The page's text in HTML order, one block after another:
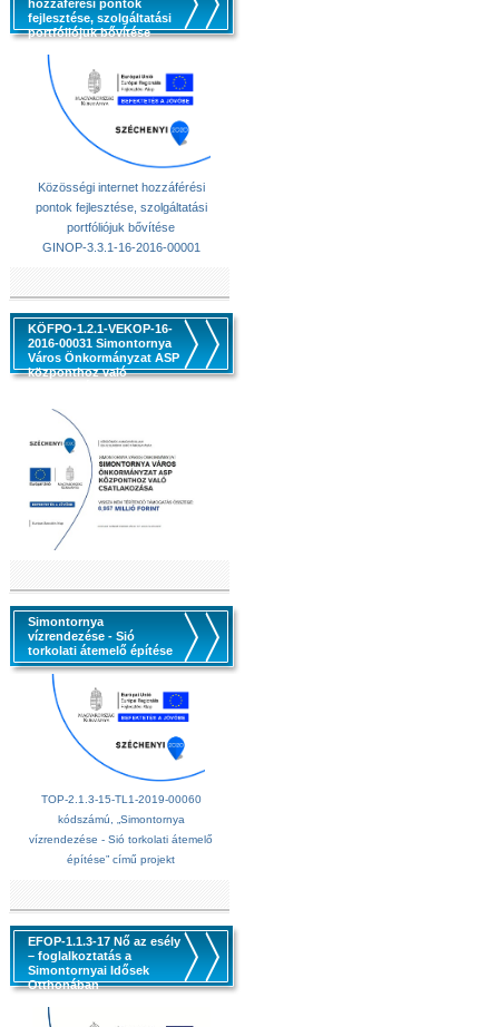
hozzáférési pontok
fejlesztése, szolgáltatási
portfóliójuk bővítése
Közösségi internet hozzáférési
pontok fejlesztése, szolgáltatási
portfóliójuk bővítése
GINOP-3.3.1-16-2016-00001
KÖFPO-1.2.1-VEKOP-16-
2016-00031 Simontornya
Város Önkormányzat ASP
központhoz való
Simontornya
vízrendezése - Sió
torkolati átemelő építése
TOP-2.1.3-15-TL1-2019-00060
kódszámú, „Simontornya
vízrendezése - Sió torkolati átemelő
építése” című projekt
EFOP-1.1.3-17 Nő az esély
– foglalkoztatás a
Simontornyai Idősek
Otthonában